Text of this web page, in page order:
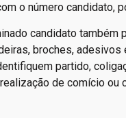
o número candidato,
candidato
broches,
partido,
de comício ou